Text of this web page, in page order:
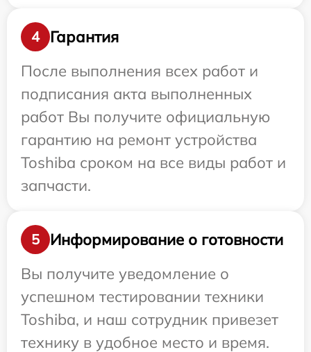
4
Гарантия
После выполнения всех работ и
подписания акта выполненных
работ Вы получите официальную
гарантию на ремонт устройства
Toshiba сроком на все виды работ и
запчасти.
5
Информирование о готовности
Вы получите уведомление о
успешном тестировании техники
Toshiba, и наш сотрудник привезет
технику в удобное место и время.